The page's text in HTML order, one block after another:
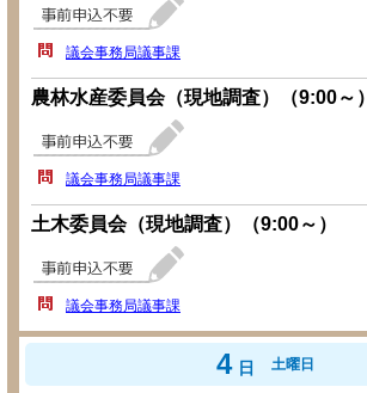
議会事務局議事課
農林水産委員会（現地調査）（9:00～）
議会事務局議事課
土木委員会（現地調査）（9:00～）
議会事務局議事課
4 日 土曜日